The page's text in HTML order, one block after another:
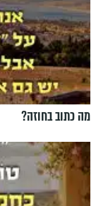
מה כתוב בחוזה?